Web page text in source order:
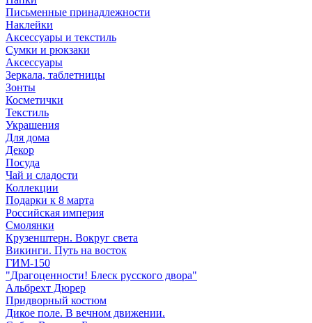
Письменные принадлежности
Наклейки
Аксессуары и текстиль
Сумки и рюкзаки
Аксессуары
Зеркала, таблетницы
Зонты
Косметички
Текстиль
Украшения
Для дома
Декор
Посуда
Чай и сладости
Коллекции
Подарки к 8 марта
Российская империя
Смолянки
Крузенштерн. Вокруг света
Викинги. Путь на восток
ГИМ-150
"Драгоценности! Блеск русского двора"
Альбрехт Дюрер
Придворный костюм
Дикое поле. В вечном движении.